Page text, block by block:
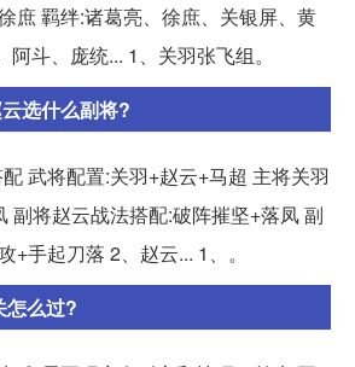
庶 羁绊:诸葛亮、徐庶、关银屏、黄
斗、庞统... 1、关羽张飞组。
选什么副将?
武将配置:关羽+赵云+马超 主将关羽
副将赵云战法搭配:破阵摧坚+落凤 副
+手起刀落 2、赵云... 1、。
怎么过?